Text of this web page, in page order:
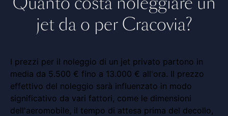
jet da o per Cracovia?
I prezzi per il noleggio di un jet privato partono in
media da 5.500 € fino a 13.000 € all'ora. Il prezzo
effettivo del noleggio sarà influenzato in modo
significativo da vari fattori, come le dimensioni
dell'aeromobile, il tempo di attesa prima del decollo,